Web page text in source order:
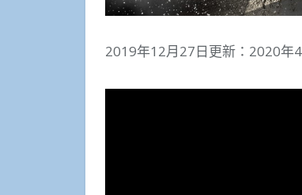
2019年12月27日更新：2020年